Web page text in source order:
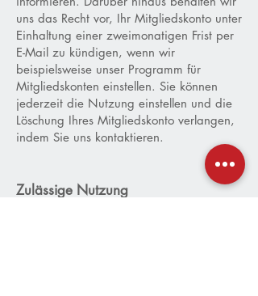
uns das Recht vor, Ihr Mitgliedskonto unter
Einhaltung einer zweimonatigen Frist per
E-Mail zu kündigen, wenn wir
beispielsweise unser Programm für
Mitgliedskonten einstellen. Sie können
jederzeit die Nutzung einstellen und die
Löschung Ihres Mitgliedskonto verlangen,
indem Sie uns kontaktieren.
Zulässige Nutzung